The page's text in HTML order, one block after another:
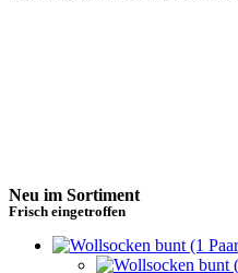
Neu im Sortiment
Frisch eingetroffen